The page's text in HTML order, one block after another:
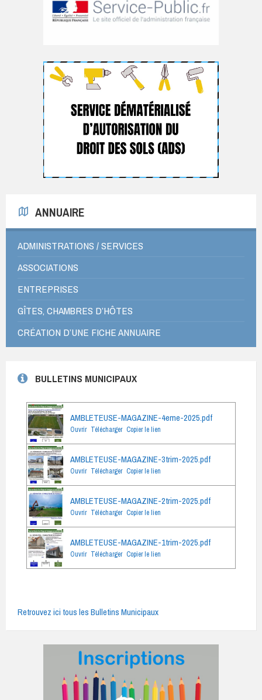
ANNUAIRE
ADMINISTRATIONS / SERVICES
ASSOCIATIONS
ENTREPRISES
GÎTES, CHAMBRES D’HÔTES
CRÉATION D’UNE FICHE ANNUAIRE
BULLETINS MUNICIPAUX
AMBLETEUSE-MAGAZINE-4eme-2025.pdf
Ouvrir Télécharger Copier le lien
AMBLETEUSE-MAGAZINE-3trim-2025.pdf
Ouvrir Télécharger Copier le lien
AMBLETEUSE-MAGAZINE-2trim-2025.pdf
Ouvrir Télécharger Copier le lien
AMBLETEUSE-MAGAZINE-1trim-2025.pdf
Ouvrir Télécharger Copier le lien
Retrouvez ici tous les Bulletins Municipaux